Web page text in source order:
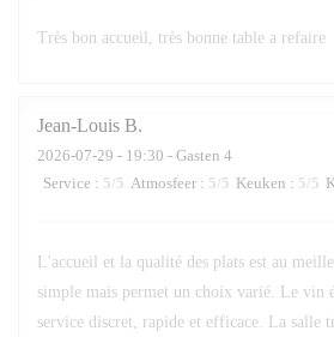
Très bon accueil, très bonne table a refaire
Jean-Louis B
2026-07-29 - 19:30 - Gasten 4
Service : 5/5 Atmosfeer : 5/5 Keuken : 5/5
L'accueil et la qualité des plats est au
simple mais permet un choix varié. Le vin
service discret, rapide et efficace. La salle